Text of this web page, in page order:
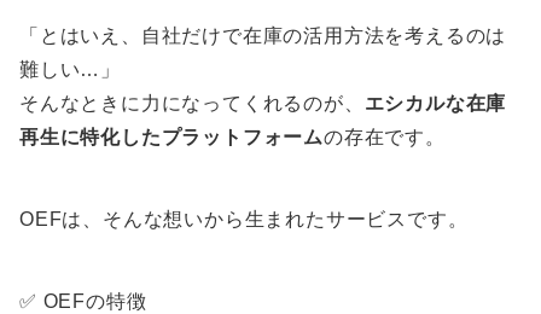
「とはいえ、自社だけで在庫の活用方法を考えるのは
難しい…」
そんなときに力になってくれるのが、 エシカルな在庫
再生に特化したプラットフォームの存在です。
OEFは、そんな想いから生まれたサービスです。
✅ OEFの特徴